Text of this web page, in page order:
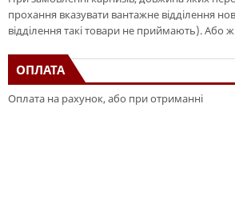
прохання вказувати вантажне відділення
відділення такі товари не приймають). Або
ОПЛАТА
Оплата на рахунок, або при отриманні